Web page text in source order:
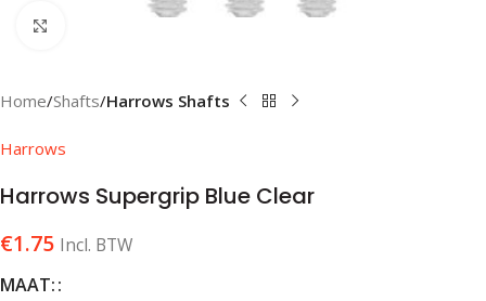
Home Shafts Harrows Shafts
Harrows
Harrows Supergrip Blue Clear
€1.75 Incl. BTW
MAAT: